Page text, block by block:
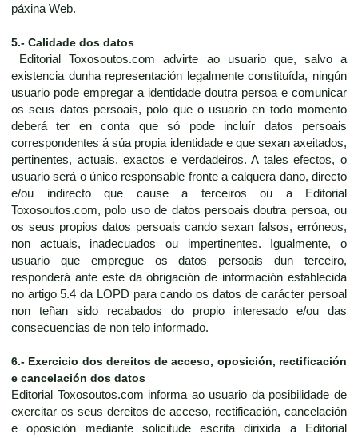
páxina Web.
5.- Calidade dos datos
Editorial Toxosoutos.com advirte ao usuario que, salvo a
existencia dunha representación legalmente constituída, ningún
usuario pode empregar a identidade doutra persoa e comunicar
os seus datos persoais, polo que o usuario en todo momento
deberá ter en conta que só pode incluír datos persoais
correspondentes á súa propia identidade e que sexan axeitados,
pertinentes, actuais, exactos e verdadeiros. A tales efectos, o
usuario será o único responsable fronte a calquera dano, directo
e/ou indirecto que cause a terceiros ou a Editorial
Toxosoutos.com, polo uso de datos persoais doutra persoa, ou
os seus propios datos persoais cando sexan falsos, erróneos,
non actuais, inadecuados ou impertinentes. Igualmente, o
usuario que empregue os datos persoais dun terceiro,
responderá ante este da obrigación de información establecida
no artigo 5.4 da LOPD para cando os datos de carácter persoal
non teñan sido recabados do propio interesado e/ou das
consecuencias de non telo informado.
6.- Exercicio dos dereitos de acceso, oposición, rectificación
e cancelación dos datos
Editorial Toxosoutos.com informa ao usuario da posibilidade de
exercitar os seus dereitos de acceso, rectificación, cancelación
e oposición mediante solicitude escrita dirixida a Editorial